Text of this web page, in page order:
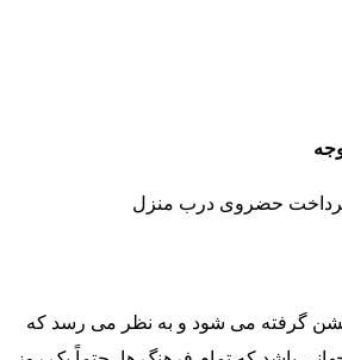
پرداخت حضروی درب منزل
گرفته می شود و به نظر می رسد که